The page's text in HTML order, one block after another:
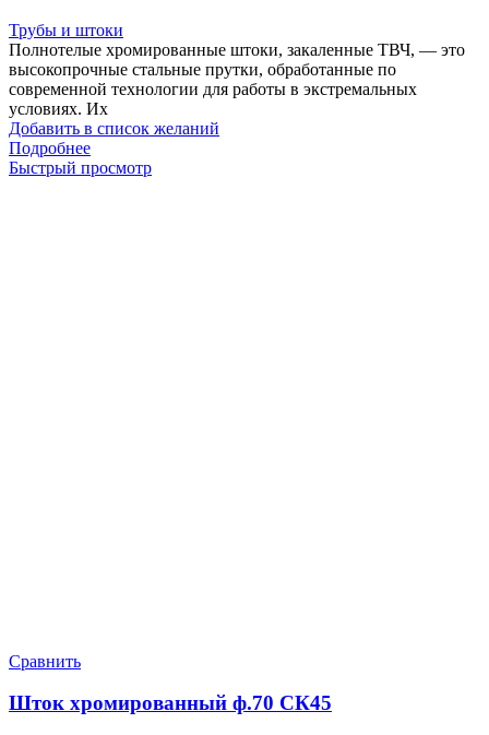
Трубы и штоки
Полнотелые хромированные штоки, закаленные ТВЧ, — это
высокопрочные стальные прутки, обработанные по
современной технологии для работы в экстремальных
условиях. Их
Добавить в список желаний
Подробнее
Быстрый просмотр
Сравнить
Шток хромированный ф.70 СК45